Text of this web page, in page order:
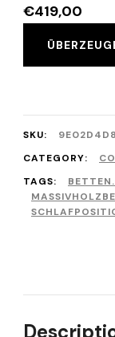
€419,00
SKU:
CATEGORY:
TAGS: